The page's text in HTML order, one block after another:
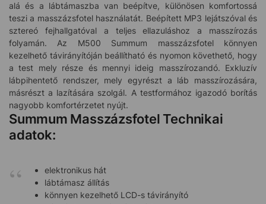
alá és a lábtámaszba van beépítve, különösen komfortossá
teszi a masszázsfotel használatát. Beépített MP3 lejátszóval és
sztereó fejhallgatóval a teljes ellazuláshoz a masszírozás
folyamán. Az M500 Summum masszázsfotel könnyen
kezelhető távirányítóján beállítható és nyomon követhető, hogy
a test mely része és mennyi ideig masszírozandó. Exkluzív
lábpihentető rendszer, mely egyrészt a láb masszírozására,
másrészt a lazítására szolgál. A testformához igazodó borítás
nagyobb komfortérzetet nyújt.
Summum Masszázsfotel Technikai
adatok:
elektronikus hát
lábtámasz állítás
könnyen kezelhető LCD-s távirányító